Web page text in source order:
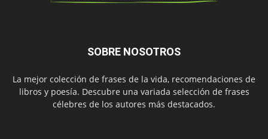
SOBRE NOSOTROS
La mejor colección de frases de la vida, recomendaciones de
libros y poesía. Descubre una variada selección de frases
célebres de los autores más destacados.